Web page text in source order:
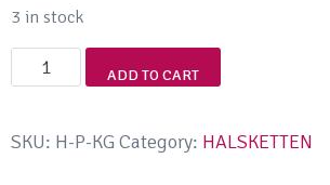
3 in stock
Hämatin
ADD TO CART
SKU: H-P-KG Category: HALSKETTEN